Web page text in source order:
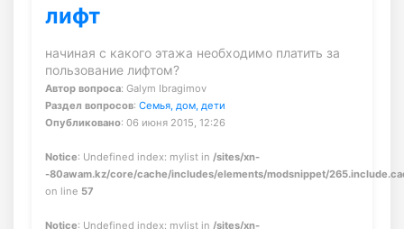
лифт
начиная с какого этажа необходимо платить за
пользование лифтом?
Автор вопроса: Galym Ibragimov
Раздел вопросов: Семья, дом, дети
Опубликовано: 06 июня 2015, 12:26
Notice: Undefined index: mylist in /sites/xn-
-80awam.kz/core/cache/includes/elements/modsnippet/
on line 57
Notice: Undefined index: mylist in /sites/xn-